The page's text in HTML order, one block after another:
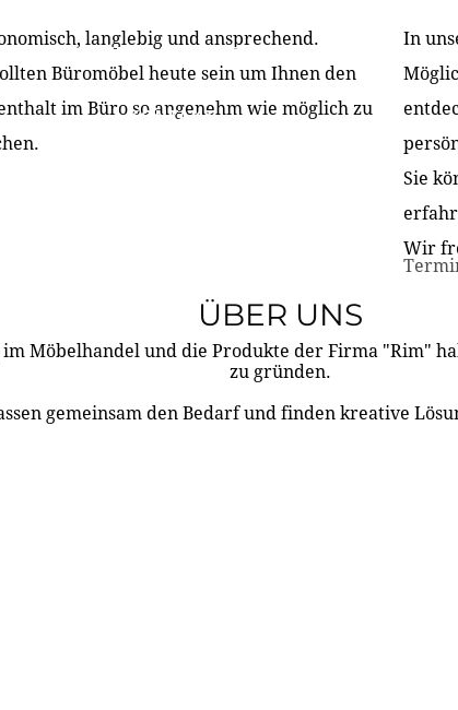
ÜBER UNS PARTNER & REFERENZEN
KONTAKT
langlebig und ansprechend.
Büromöbel heute sein um Ihnen den
im Büro so angenehm wie möglich zu
In
Sie
Wir
ÜBER UNS
Möbelhandel und die Produkte der Firma "Rim"
zu gründen.
gemeinsam den Bedarf und finden kreative